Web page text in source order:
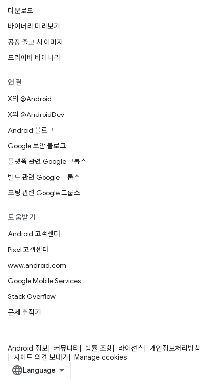
다운로드
바이너리 미리보기
공장 출고 시 이미지
드라이버 바이너리
연결
X의 @Android
X의 @AndroidDev
Android 블로그
Google 보안 블로그
플랫폼 관련 Google 그룹스
빌드 관련 Google 그룹스
포팅 관련 Google 그룹스
도움받기
Android 고객센터
Pixel 고객센터
www.android.com
Google Mobile Services
Stack Overflow
문제 추적기
Android 정보 커뮤니티 법률 조항 라이선스
개인정보처리방침
사이트 의견 보내기
Manage cookies